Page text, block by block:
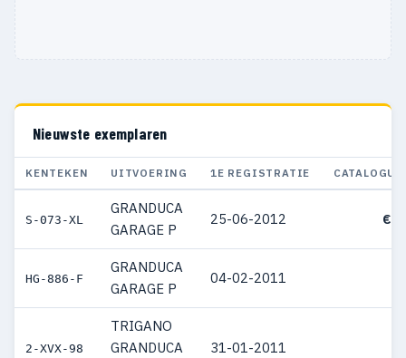
Nieuwste exemplaren
KENTEKEN UITVOERING 1E REGISTRATIE
S-073-XL
GRANDUCA
GARAGE P
25-06-2012 €
HG-886-F
GRANDUCA
GARAGE P
04-02-2011
2-XVX-98
TRIGANO
GRANDUCA
31-01-2011